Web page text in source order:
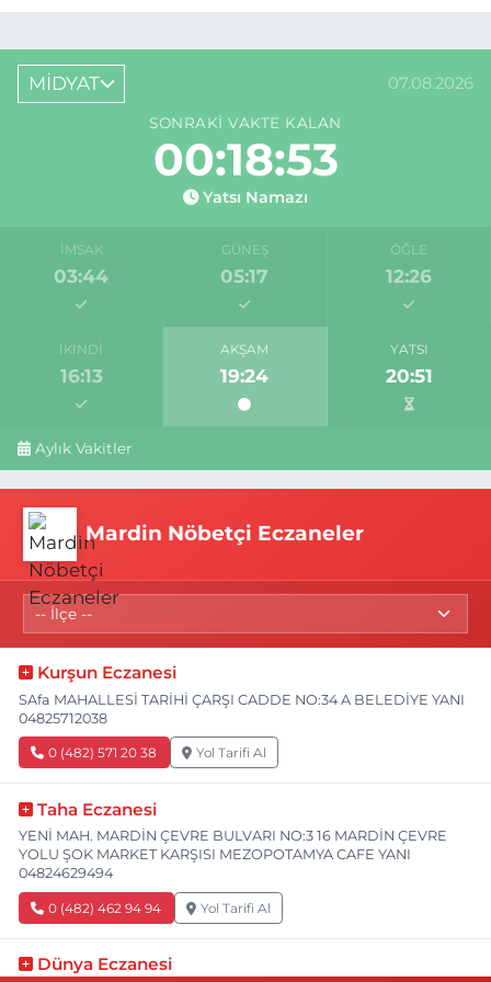
MİDYAT 07.08.2026
SONRAKI VAKTE KALAN
00:18:53
Yatsı Namazı
İMSAK
03:44
GÜNEŞ
05:17
ÖĞLE
12:26
İKINDI
16:13
AKŞAM
19:24
YATSI
20:51
Aylık Vakitler
Mardin Nöbetçi Eczaneler
Kurşun Eczanesi
SAfa MAHALLESİ TARİHİ ÇARŞI CADDE NO:34 A BELEDİYE YANI
04825712038
0 (482) 571 20 38 Yol Tarifi Al
Taha Eczanesi
YENİ MAH. MARDİN ÇEVRE BULVARI NO:3 16 MARDİN ÇEVRE
YOLU ŞOK MARKET KARŞISI MEZOPOTAMYA CAFE YANI
04824629494
0 (482) 462 94 94 Yol Tarifi Al
Dünya Eczanesi